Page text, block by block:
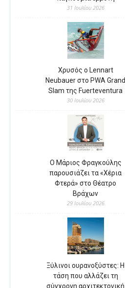
31 Ιουλίου 2026
Χρυσός ο Lennart
Neubauer στο PWA Grand
Slam της Fuerteventura
30 Ιουλίου 2026
Ο Μάριος Φραγκούλης
παρουσιάζει τα «Χέρια
Φτερά» στο Θέατρο
Βράχων
29 Ιουλίου 2026
Ξύλινοι ουρανοξύστες: Η
τάση που αλλάζει τη
σύγχρονη αρχιτεκτονική